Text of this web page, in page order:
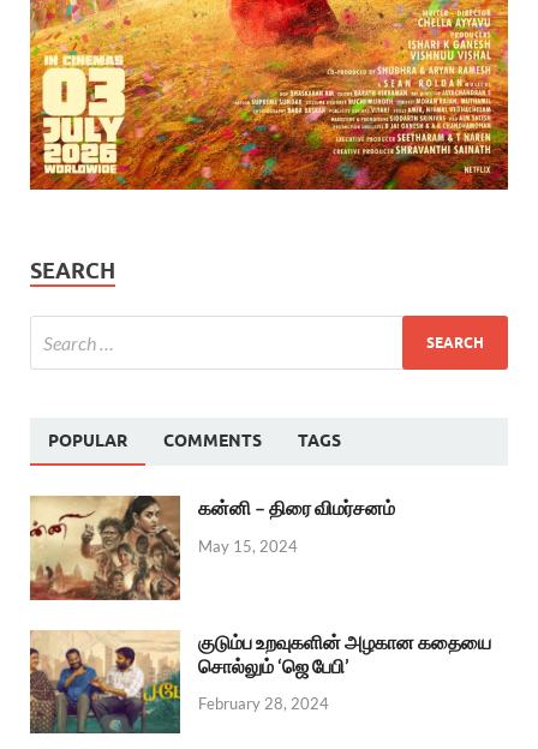
SEARCH
POPULAR COMMENTS TAGS
கன்னி – திரை விமர்சனம்
May 15, 2024
குடும்ப உறவுகளின் அழகான கதையை
சொல்லும் ‘ஜெ பேபி’
February 28, 2024